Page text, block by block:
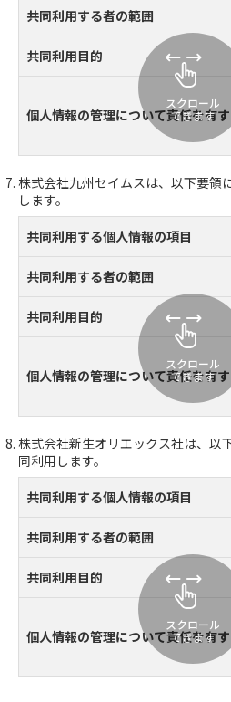
共同利用する者の範囲
共同利用目的
個人情報の管理について責任を有
スクロール
できます
株式会社九州セイムスは、以下要領
します。
共同利用する個人情報の項目
共同利用する者の範囲
共同利用目的
個人情報の管理について責任を有
スクロール
できます
株式会社新生オリエックス社は、以
同利用します。
共同利用する個人情報の項目
共同利用する者の範囲
共同利用目的
個人情報の管理について責任を有
スクロール
できます